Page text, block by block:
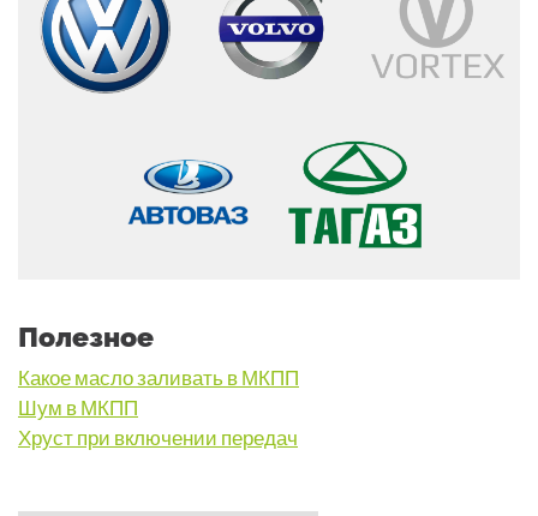
Полезное
Какое масло заливать в МКПП
Шум в МКПП
Хруст при включении передач